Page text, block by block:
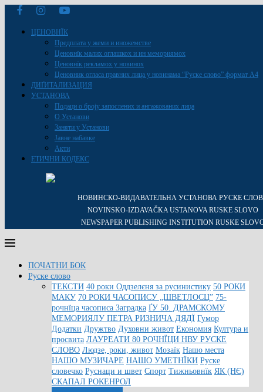
ЦЕНОВНЇК
Предплата у жеми и иножемстве
Ценовнїк малих оглашкох и ин мемориямох
Ценовнїк рекламох у новинох
Ценовник огласа правних лица у новинама “Руске слово” формат A4
ДИҐИТАЛИЗАЦИЯ
УСТАНОВА
Подаци о броју запослених и ангажованих лица
О Установи
Заняти у Установи
Јавне набавке
Акти
ЕТИЧНИ КОДЕКС
НОВИНСКО-ВИДАВАТЕЛЬНА УСТАНОВА РУСКЕ
NOVINSKO-IZDAVAČKA USTANOVA RUSKE SLOVO
NEWSPAPER PUBLISHING INSTITUTION RUSKE
ПОЧАТНИ БОК
Руске слово
ТЕКСТИ 40 роки Оддзелєня за русинистику 50 РОКИ
МАКУ 70 РОКИ ЧАСОПИСУ „ШВЕТЛОСЦ” 75-
рочнїца часописа Заградка ҐУ 50. ДРАМСКОМУ
МЕМОРИЯЛУ ПЕТРА РИЗНИЧА ДЯДЇ Гумор
Додатки Дружтво Духовни живот Економия Култура и
просвита ЛАУРЕАТИ 80 РОЧНЇЦИ НВУ РУСКЕ
СЛОВО Людзе, роки, живот Мозаїк Нашо места
НАШО МУЗИЧАРЕ НАШО УМЕТНЇКИ Руске
словечко Руснаци и швет Спорт Тижньовнїк ЯК (НЄ)
СКАПАЛ РОКЕНРОЛ